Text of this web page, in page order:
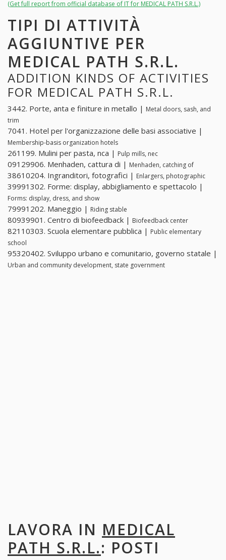
(Get full report from official database of IT for MEDICAL PATH S.R.L.)
TIPI DI ATTIVITÀ
AGGIUNTIVE PER
MEDICAL PATH S.R.L.
ADDITION KINDS OF ACTIVITIES
FOR MEDICAL PATH S.R.L.
3442. Porte, anta e finiture in metallo | Metal doors, sash, and
trim
7041. Hotel per l'organizzazione delle basi associative |
Membership-basis organization hotels
261199. Mulini per pasta, nca | Pulp mills, nec
09129906. Menhaden, cattura di | Menhaden, catching of
38610204. Ingranditori, fotografici | Enlargers, photographic
39991302. Forme: display, abbigliamento e spettacolo |
Forms: display, dress, and show
79991202. Maneggio | Riding stable
80939901. Centro di biofeedback | Biofeedback center
82110303. Scuola elementare pubblica | Public elementary
school
95320402. Sviluppo urbano e comunitario, governo statale |
Urban and community development, state government
LAVORA IN MEDICAL
PATH S.R.L.: POSTI